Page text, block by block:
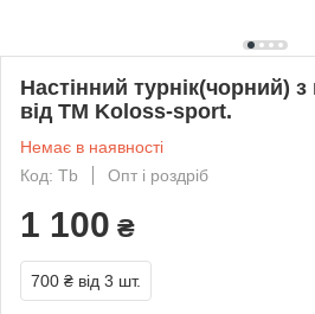
Настінний турнік(чорний)
від TM Koloss-sport.
Немає в наявності
Код: Tb
Опт і роздріб
1 100 ₴
700 ₴ від 3 шт.